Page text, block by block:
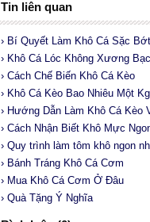
Tin liên quan
› Bí Quyết Làm Khô Cá Sặc
› Khô Cá Lóc Không Xương
› Cách Chế Biến Khô Cá Kèo
› Khô Cá Kèo Bao Nhiêu Một Kg
› Hướng Dẫn Làm Khô Cá Kèo
› Cách Nhận Biết Khô Mực
› Quy trình làm tôm khô ngon
› Bánh Tráng Khô Cá Cơm
› Mua Khô Cá Cơm Ở Đâu
› Quà Tặng Ý Nghĩa